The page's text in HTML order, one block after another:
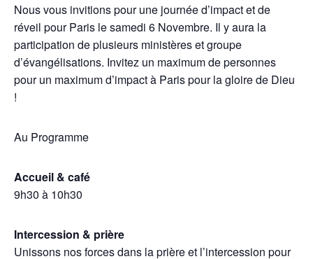
Nous vous invitions pour une journée d’impact et de
réveil pour Paris le samedi 6 Novembre. Il y aura la
participation de plusieurs ministères et groupe
d’évangélisations. Invitez un maximum de personnes
pour un maximum d’impact à Paris pour la gloire de Dieu
!
Au Programme
Accueil & café
9h30 à 10h30
Intercession & prière
Unissons nos forces dans la prière et l’intercession pour